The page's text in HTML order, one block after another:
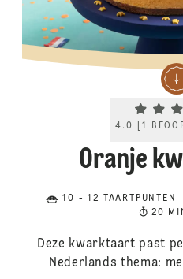
4.0 [1
Oranje
10 - 12 TAARTPUNTEN
20
Deze kwarktaart past
Nederlands thema: